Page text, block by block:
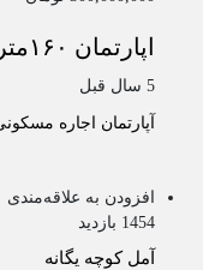
اپارتمان ۱۶۰متری در کرمان
5 سال قبل
آپارتمان اجاره
افزودن به علاقه‌مندی
1454 بازدید
آمل کوچه یگانه